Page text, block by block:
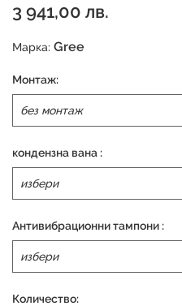
3 941,00 лв.
Марка: Gree
Монтаж:
кондензна вана :
Антивибрационни тампони :
Количество: